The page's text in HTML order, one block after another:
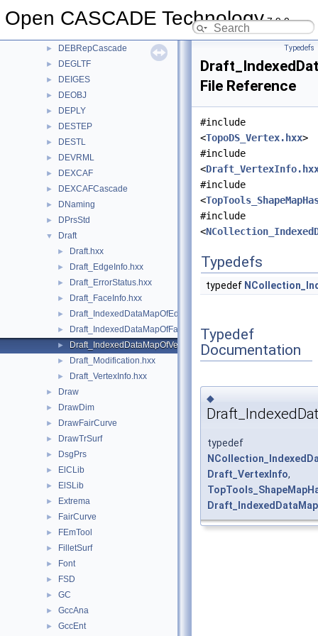
Open CASCADE Technology7.9.0
► DE
► DEBRepCascade
► DEGLTF
► DEIGES
► DEOBJ
► DEPLY
► DESTEP
► DESTL
► DEVRML
► DEXCAF
► DEXCAFCascade
► DNaming
► DPrsStd
▼ Draft
► Draft.hxx
► Draft_EdgeInfo.hxx
► Draft_ErrorStatus.hxx
► Draft_FaceInfo.hxx
► Draft_IndexedDataMapOfEdgeEdgeInfo.hxx
► Draft_IndexedDataMapOfFaceFaceInfo.hxx
► Draft_IndexedDataMapOfVertexVertexInfo.hxx
► Draft_Modification.hxx
► Draft_VertexInfo.hxx
► Draw
► DrawDim
► DrawFairCurve
► DrawTrSurf
► DsgPrs
► ElCLib
► ElSLib
► Extrema
► FairCurve
► FEmTool
► FilletSurf
► Font
► FSD
► GC
► GccAna
► GccEnt
Typedefs
File Reference
#include
<TopoDS_Vertex.hxx>
#include
<
#include
<
#include
<
Typedefs
typedef
Typedef
Documentation
◆
typedef
Draft_VertexInfo,